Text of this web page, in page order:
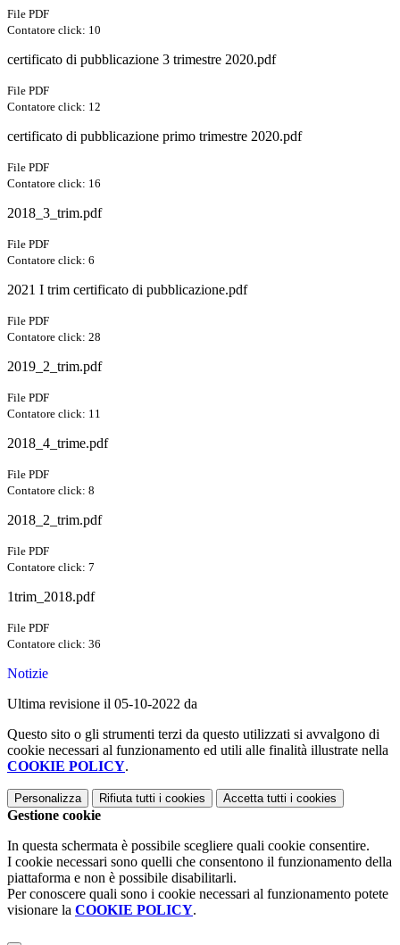
File PDF
Contatore click: 10
certificato di pubblicazione 3 trimestre 2020.pdf
File PDF
Contatore click: 12
certificato di pubblicazione primo trimestre 2020.pdf
File PDF
Contatore click: 16
2018_3_trim.pdf
File PDF
Contatore click: 6
2021 I trim certificato di pubblicazione.pdf
File PDF
Contatore click: 28
2019_2_trim.pdf
File PDF
Contatore click: 11
2018_4_trime.pdf
File PDF
Contatore click: 8
2018_2_trim.pdf
File PDF
Contatore click: 7
1trim_2018.pdf
File PDF
Contatore click: 36
Notizie
Ultima revisione il 05-10-2022 da
Questo sito o gli strumenti terzi da questo utilizzati si avvalgono di
cookie necessari al funzionamento ed utili alle finalità illustrate nella
COOKIE POLICY.
Personalizza Rifiuta tutti i cookies Accetta tutti i cookies
Gestione cookie
In questa schermata è possibile scegliere quali cookie consentire.
I cookie necessari sono quelli che consentono il funzionamento della
piattaforma e non è possibile disabilitarli.
Per conoscere quali sono i cookie necessari al funzionamento potete
visionare la COOKIE POLICY.